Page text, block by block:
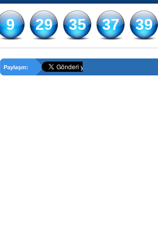
9 29 35 37 39
Paylaşın: